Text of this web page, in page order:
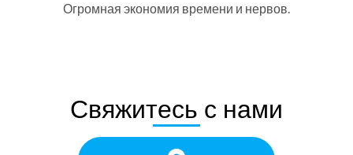
Огромная экономия времени и нервов.
Свяжитесь с нами